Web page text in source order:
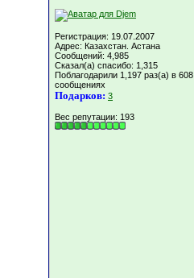
Регистрация: 19.07.2007
Адрес: Казахстан. Астана
Сообщений: 4,985
Сказал(а) спасибо: 1,315
Поблагодарили 1,197 раз(а) в 608
сообщениях
Подарков: 3
Вес репутации: 193